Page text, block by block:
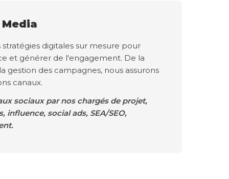
digitales sur mesure pour
et générer de l'engagement. De la
gestion des campagnes, nous assurons
canaux.
sociaux par nos chargés de projet,
influence, social ads, SEA/SEO,